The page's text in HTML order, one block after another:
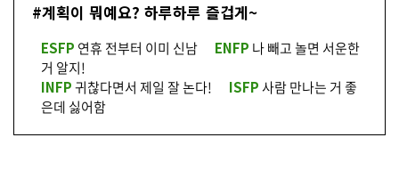
#계획이 뭐예요? 하루하루 즐겁게~
ESFP 연휴 전부터 이미 신남 ENFP 나 빼고 놀면 서운한
거 알지!
INFP귀찮다면서 제일 잘 논다! ISFP사람 만나는 거 좋
은데 싫어함